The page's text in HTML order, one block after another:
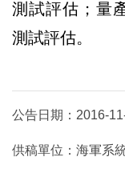
測試評估；量
測試評估。
公告日期： 2016-
供稿單位： 海軍系